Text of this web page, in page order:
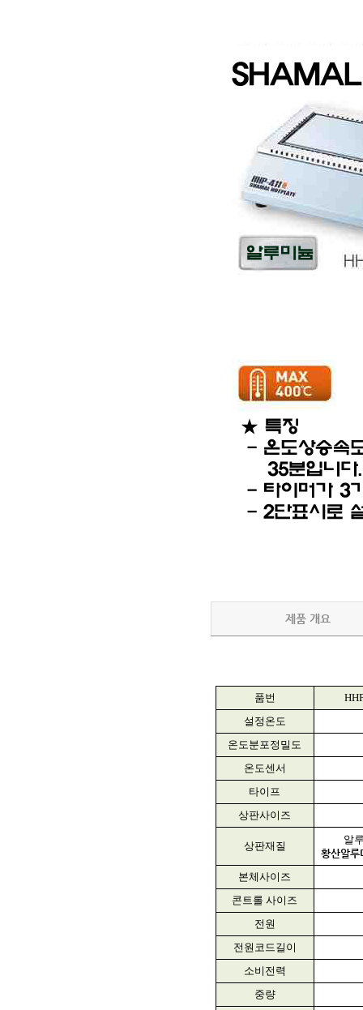
제품 개요
품번
설정온도
온도분포정밀도
온도센서
타이프
상판사이즈
상판재질
알
황산알루
본체사이즈
콘트롤 사이즈
전원
전원코드길이
소비전력
중량